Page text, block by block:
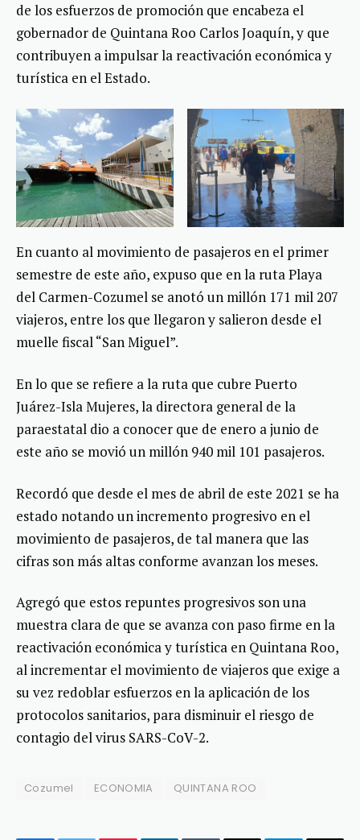
de los esfuerzos de promoción que encabeza el
gobernador de Quintana Roo Carlos Joaquín, y que
contribuyen a impulsar la reactivación económica y
turística en el Estado.
En cuanto al movimiento de pasajeros en el primer
semestre de este año, expuso que en la ruta Playa
del Carmen-Cozumel se anotó un millón 171 mil 207
viajeros, entre los que llegaron y salieron desde el
muelle fiscal “San Miguel”.
En lo que se refiere a la ruta que cubre Puerto
Juárez-Isla Mujeres, la directora general de la
paraestatal dio a conocer que de enero a junio de
este año se movió un millón 940 mil 101 pasajeros.
Recordó que desde el mes de abril de este 2021 se ha
estado notando un incremento progresivo en el
movimiento de pasajeros, de tal manera que las
cifras son más altas conforme avanzan los meses.
Agregó que estos repuntes progresivos son una
muestra clara de que se avanza con paso firme en la
reactivación económica y turística en Quintana Roo,
al incrementar el movimiento de viajeros que exige a
su vez redoblar esfuerzos en la aplicación de los
protocolos sanitarios, para disminuir el riesgo de
contagio del virus SARS-CoV-2.
Cozumel ECONOMIA QUINTANA ROO